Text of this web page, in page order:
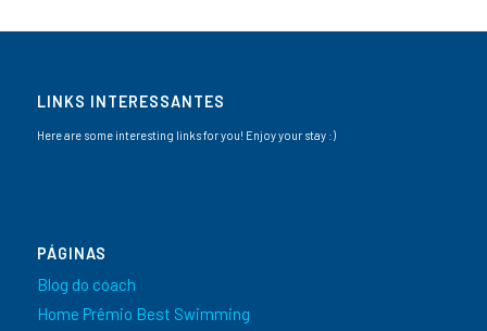
LINKS INTERESSANTES
Here are some interesting links for you! Enjoy your stay :)
PÁGINAS
Blog do coach
Home Prêmio Best Swimming